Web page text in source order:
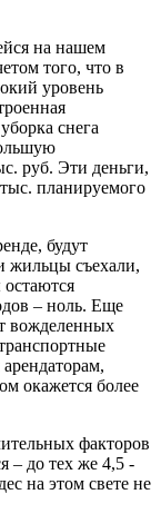
на нашем
того, что в
уровень
снега
руб. Эти деньги,
планируемого
будут
жильцы съехали,
– ноль. Еще
вожделенных
окажется более
факторов
– до тех же 4,5 -
на этом свете не